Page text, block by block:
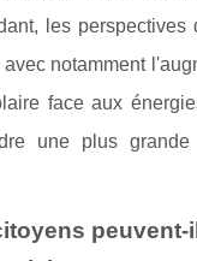
les perspectives
notamment
face aux
une plus grande